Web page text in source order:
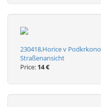
230418,Horice v
Straßenansicht
Price: 14 €